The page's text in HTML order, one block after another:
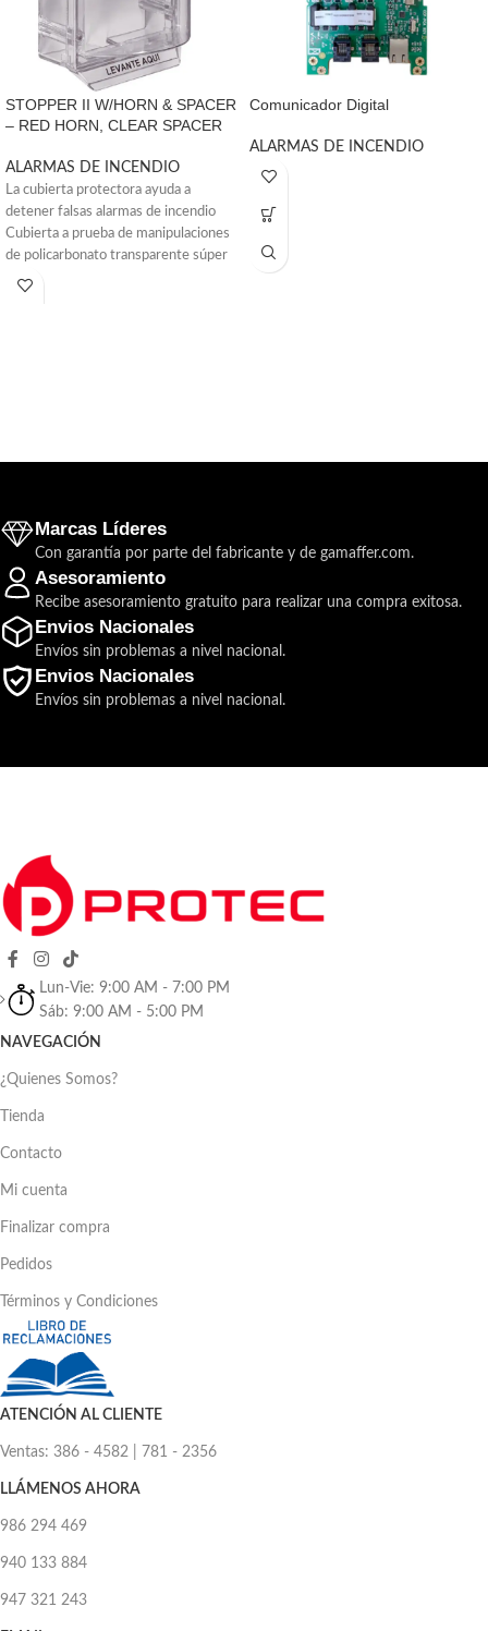
STOPPER II W/HORN & SPACER
– RED HORN, CLEAR SPACER
ALARMAS DE INCENDIO
La cubierta protectora ayuda a
detener falsas alarmas de incendio
Cubierta a prueba de manipulaciones
de policarbonato transparente súper
resistente
Comunicador Digital
ALARMAS DE INCENDIO
Marcas Líderes
Con garantía por parte del fabricante y de gamaffer.com.
Asesoramiento
Recibe asesoramiento gratuito para realizar una compra exitosa.
Envios Nacionales
Envíos sin problemas a nivel nacional.
Envios Nacionales
Envíos sin problemas a nivel nacional.
Lun-Vie: 9:00 AM - 7:00 PM
Sáb: 9:00 AM - 5:00 PM
NAVEGACIÓN
¿Quienes Somos?
Tienda
Contacto
Mi cuenta
Finalizar compra
Pedidos
Términos y Condiciones
ATENCIÓN AL CLIENTE
Ventas: 386 - 4582 | 781 - 2356
LLÁMENOS AHORA
986 294 469
940 133 884
947 321 243